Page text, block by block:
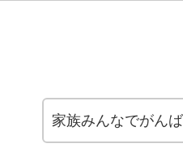
家族みんなでがん